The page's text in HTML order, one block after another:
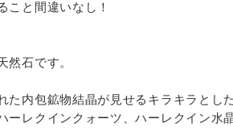
こと間違いなし！
石です。
た内包鉱物結晶が見せるキラキラとし
レクインクォーツ、ハーレクイン水